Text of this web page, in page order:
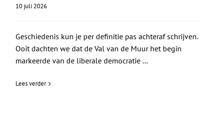
10 juli 2026
Geschiedenis kun je per definitie pas achteraf schrijven.
Ooit dachten we dat de Val van de Muur het begin
markeerde van de liberale democratie ...
Lees verder